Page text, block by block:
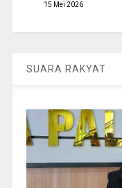
15 Mei 2026
SUARA RAKYAT